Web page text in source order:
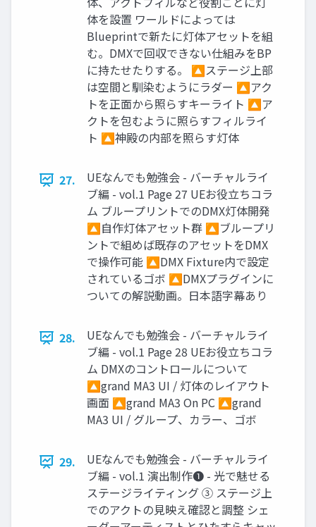
体を設置 ワールドによっては
Blueprintで新たに灯体アセットを組
む。DMXで回収できない仕組みをBP
に持たせたりする。 🔼ステージ上部
は空間と馴染むようにラダー 🔼アク
トを正面から照らすキーライト 🔼ア
クトを包むように照らすフィルライ
ト 🔼神殿の内部を照らす灯体
27.
UEなんでも勉強会 - バーチャルライ
ブ編 - vol.1 Page 27 UEお役立ちコラ
ム ブループリントでのDMX灯体開発
🔼自作灯体アセット群 🔼ブループリ
ントで組めば既存のアセットをDMX
で操作可能 🔼DMX Fixture内で設定
されているゴボ 🔼DMXプラグインに
ついての解説動画。日本語字幕あり
28.
UEなんでも勉強会 - バーチャルライ
ブ編 - vol.1 Page 28 UEお役立ちコラ
ム DMXのコントロールについて
🔼grand MA3 UI / 灯体のレイアウト
画面 🔼grand MA3 On PC 🔼grand
MA3 UI / グループ、カラー、ゴボ
29.
UEなんでも勉強会 - バーチャルライ
ブ編 - vol.1 演出制作❶ - 光で魅せる
ステージライティング ③ ステージ上
でのアクトの見映え確認と調整 シェ